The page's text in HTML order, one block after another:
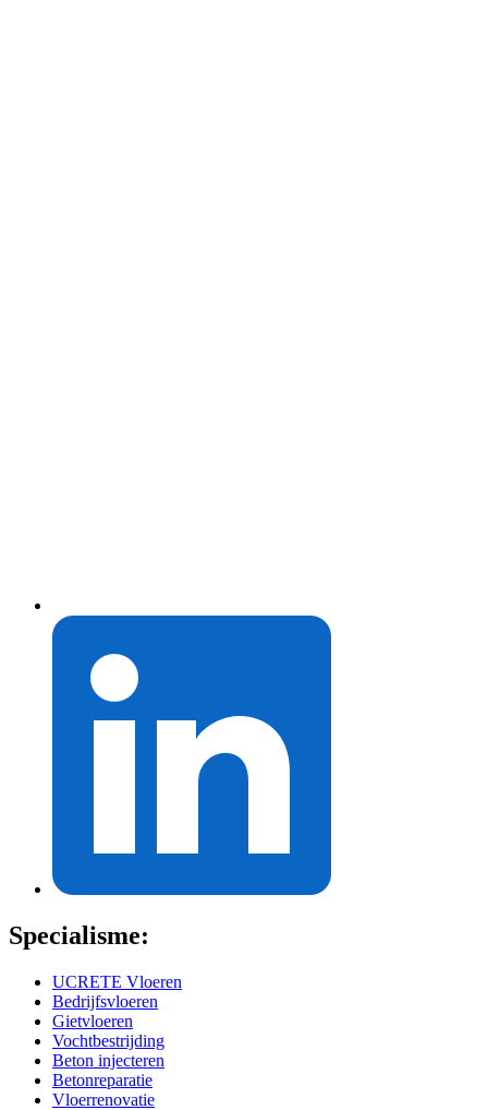
Specialisme:
UCRETE Vloeren
Bedrijfsvloeren
Gietvloeren
Vochtbestrijding
Beton injecteren
Betonreparatie
Vloerrenovatie